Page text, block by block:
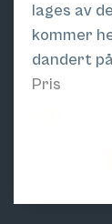
lages av
kommer
dandert
Pris